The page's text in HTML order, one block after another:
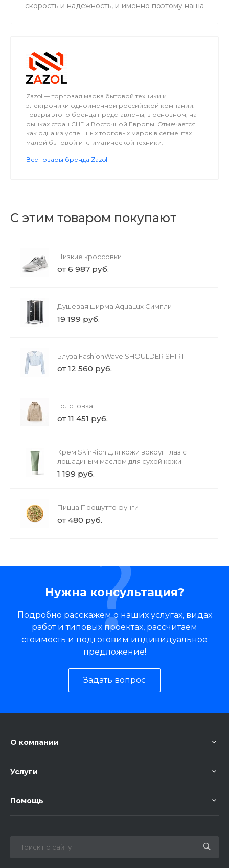
скорость и надежность, и именно поэтому наша
Zazol — торговая марка бытовой техники и
электроники одноимённой российской компании.
Товары этого бренда представлены, в основном, на
рынках стран СНГ и Восточной Европы. Отмечается
как одна из успешных торговых марок в сегментах
малой бытовой и климатической техники.
Все товары бренда Zazol
С этим товаром покупают
Низкие кроссовки
от 6 987 руб.
Душевая ширма AquaLux Симпли
19 199 руб.
Блуза FashionWave SHOULDER SHIRT
от 12 560 руб.
Толстовка
от 11 451 руб.
Крем SkinRich для кожи вокруг глаз с
лошадиным маслом для сухой кожи
1 199 руб.
Пицца Прошутто фунги
от 480 руб.
Нужна консультация?
Подробно расскажем о наших услугах, видах
работ и типовых проектах, рассчитаем
стоимость и подготовим индивидуальное
предложение!
Задать вопрос
О компании
Услуги
Помощь